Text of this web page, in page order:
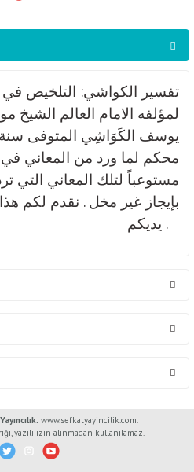
تفسير الكواشي: التلخيص في
لمؤلفه الامام العالم الشيخ
محكم لما ورد من المعاني
مستوعباً لتلك المعاني التي
بإيجاز غير مخل . نقدم لكم
يديكم .
ve diğer konularda
formunu kullanarak tarafımıza
www.sefkatyayincilik.com.
yazılı izin alınmadan kullanılamaz.